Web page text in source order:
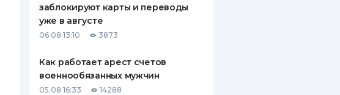
заблокируют карты и переводы
уже в августе
06.08 13:10 3873
Как работает арест счетов
военнообязанных мужчин
05.08 16:33 14288